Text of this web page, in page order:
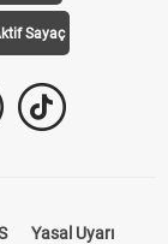
Sayaç
Yasal Uyarı